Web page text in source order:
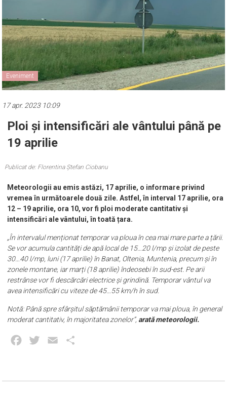
Eveniment
17 apr. 2023 10:09
Ploi și intensificări ale vântului până pe
19 aprilie
Publicat de: Florentina Ștefan Ciobanu
Meteorologii au emis astăzi, 17 aprilie, o informare privind
vremea în următoarele două zile. Astfel, în interval 17 aprilie, ora
12 – 19 aprilie, ora 10, vor fi ploi moderate cantitativ și
intensificări ale vântului, în toată țara.
„În intervalul menționat temporar va ploua în cea mai mare parte a țării.
Se vor acumula cantități de apă local de 15…20 l/mp și izolat de peste
30…40 l/mp, luni (17 aprilie) în Banat, Oltenia, Muntenia, precum și în
zonele montane, iar marți (18 aprilie) îndeosebi în sud-est. Pe arii
restrânse vor fi descărcări electrice și grindină. Temporar vântul va
avea intensificări cu viteze de 45…55 km/h în sud.
Notă: Până spre sfârșitul săptămânii temporar va mai ploua, în general
moderat cantitativ, în majoritatea zonelor”, arată meteorologii.
Facebook
Twitter Email